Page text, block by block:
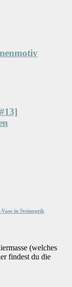
in Steinoptik
(welches
findest du die